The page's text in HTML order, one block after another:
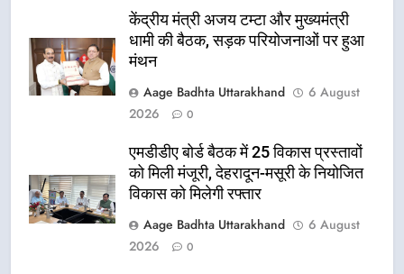
केंद्रीय मंत्री अजय टम्टा और मुख्यमंत्री
धामी की बैठक, सड़क परियोजनाओं पर हुआ
मंथन
Aage Badhta Uttarakhand
6 August
2026
0
एमडीडीए बोर्ड बैठक में 25 विकास प्रस्तावों
को मिली मंजूरी, देहरादून-मसूरी के नियोजित
विकास को मिलेगी रफ्तार
Aage Badhta Uttarakhand
6 August
2026
0